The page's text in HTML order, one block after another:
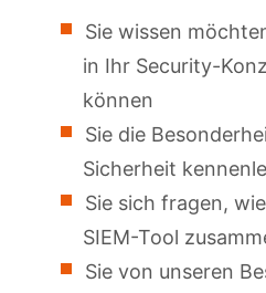
Sie wissen
in Ihr Security-
können
Sie die
Sicherheit
Sie sich fragen,
SIEM-Tool
Sie von unseren